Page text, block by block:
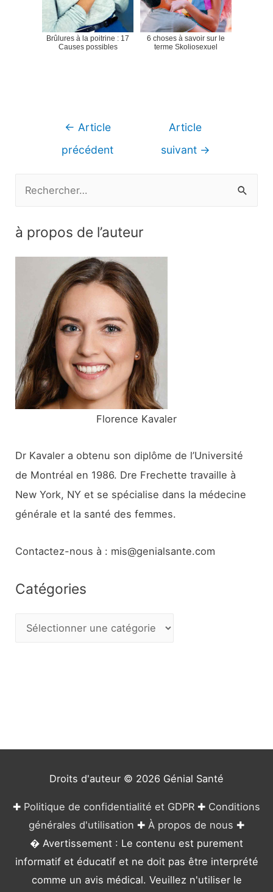
Brûlures à la poitrine : 17
Causes possibles
6 choses à savoir sur le
terme Skoliosexuel
Navigation
← Article
précédent
Article
suivant →
h
:
à propos de l’auteur
Florence Kavaler
Dr Kavaler a obtenu son diplôme de l’Université
de Montréal en 1986. Dre Frechette travaille à
New York, NY et se spécialise dans la médecine
générale et la santé des femmes.
Contactez-nous à : mis@genialsante.com
Catégories
Droits d'auteur © 2026 Génial Santé
✚ Politique de confidentialité et GDPR ✚ Conditions
générales d'utilisation ✚ À propos de nous ✚
� Avertissement : Le contenu est purement
informatif et éducatif et ne doit pas être interprété
comme un avis médical. Veuillez n'utiliser le